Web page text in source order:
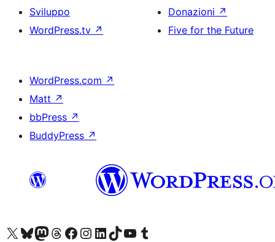
Sviluppo
WordPress.tv ↗
Donazioni ↗
Five for the Future
WordPress.com ↗
Matt ↗
bbPress ↗
BuddyPress ↗
Visita il nostro account X (ex Twitter)
Visita il nostro account Bluesky
Visita il nostro account Mastodon
Visita il nostro account Threads
Visita la nostra pagina Facebook
Visita il nostro account Instagram
Visita il nostro account LinkedIn
Visita il nostro account TikTok
Visita il nostro canale YouTube
Visita il nostro account Tumblr